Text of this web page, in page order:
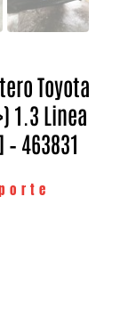
Toyota
1.3 Linea
– 463831